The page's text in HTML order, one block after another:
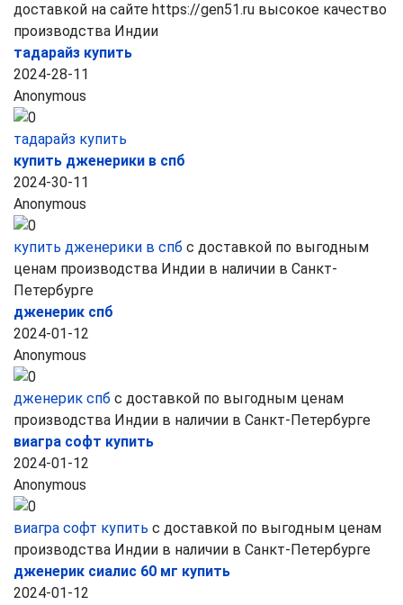
доставкой на сайте https://gen51.ru высокое качество
производства Индии
тадарайз купить
2024-28-11
Anonymous
тадарайз купить
купить дженерики в спб
2024-30-11
Anonymous
купить дженерики в спб с доставкой по выгодным
ценам производства Индии в наличии в Санкт-
Петербурге
дженерик спб
2024-01-12
Anonymous
дженерик спб с доставкой по выгодным ценам
производства Индии в наличии в Санкт-Петербурге
виагра софт купить
2024-01-12
Anonymous
виагра софт купить с доставкой по выгодным ценам
производства Индии в наличии в Санкт-Петербурге
дженерик сиалис 60 мг купить
2024-01-12